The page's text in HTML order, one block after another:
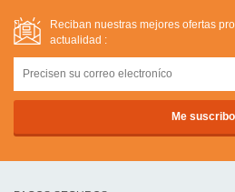
Reciban nuestras mejores ofertas
actualidad :